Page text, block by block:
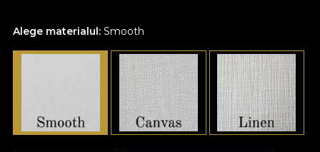
Alege materialul: Smooth